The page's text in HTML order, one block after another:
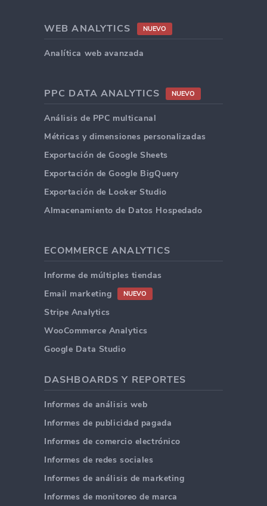
WEB ANALYTICS NUEVO
Analítica web avanzada
PPC DATA ANALYTICS NUEVO
Análisis de PPC multicanal
Métricas y dimensiones personalizadas
Exportación de Google Sheets
Exportación de Google BigQuery
Exportación de Looker Studio
Almacenamiento de Datos Hospedado
ECOMMERCE ANALYTICS
Informe de múltiples tiendas
Email marketing
NUEVO
Stripe Analytics
WooCommerce Analytics
Google Data Studio
DASHBOARDS Y REPORTES
Informes de análisis web
Informes de publicidad pagada
Informes de comercio electrónico
Informes de redes sociales
Informes de análisis de marketing
Informes de monitoreo de marca